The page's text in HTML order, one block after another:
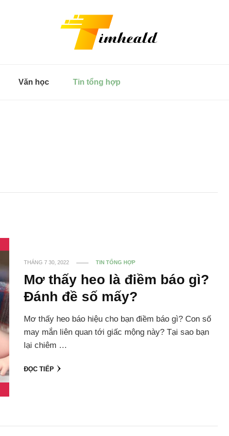
Văn học Tin tổng hợp
THÁNG 7 30, 2022 TIN TỔNG HỢP
Mơ thấy heo là điềm báo gì?
Đánh đề số mấy?
Mơ thấy heo báo hiệu cho bạn điềm báo gì? Con số
may mắn liên quan tới giấc mộng này? Tại sao bạn
lại chiêm …
ĐỌC TIẾP